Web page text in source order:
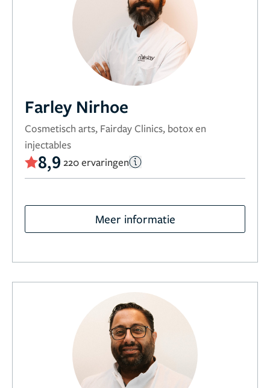
Farley Nirhoe
Cosmetisch arts, Fairday Clinics, botox en
injectables
8,9 220 ervaringen
Meer informatie